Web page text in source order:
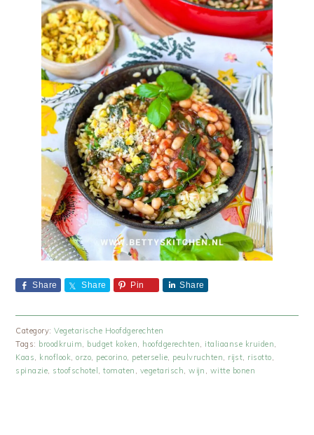
Share Share Pin Share
Category:Vegetarische Hoofdgerechten
Tags: broodkruim budget koken hoofdgerechten italiaanse kruiden
Kaas
knoflook ,orzo pecorino peterselie peulvruchten rijst risotto
spinazie stoofschotel ,tomaten vegetarisch ,wijn witte bonen